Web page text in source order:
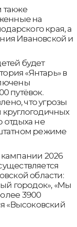
также
на
края, а
Ивановской и
будет
«Янтарь» в
путёвок.
что угрозы
отдыха не
режиме
2026
области:
городок», «Мы
3900
«Высоковский